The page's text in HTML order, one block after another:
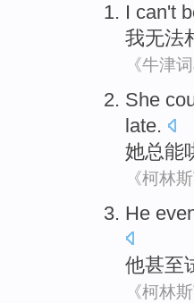
I can't
我无法
《牛津词
She
late.
她总能
《柯林
He
他甚至
《柯林